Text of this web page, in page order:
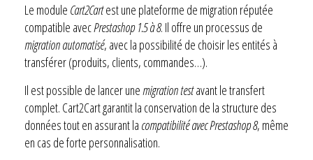
Le module Cart2Cartest une plateforme de migration réputée
compatible avecPrestashop 1.5 à 8. Il offre un processus de
migration automatisé, avec la possibilité de choisir les entités à
transférer (produits, clients, commandes…).
Il est possible de lancer une migration testavant le transfert
complet. Cart2Cart garantit la conservation de la structure des
données tout en assurant la compatibilité avec Prestashop 8, même
en cas de forte personnalisation.